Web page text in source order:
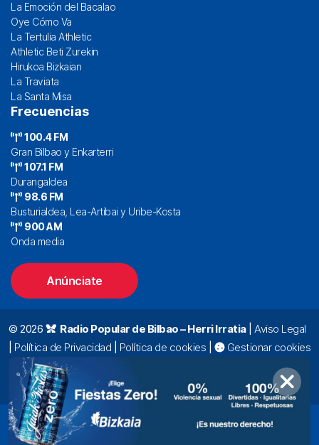
La Emoción del Bacalao
Oye Cómo Va
La Tertulia Athletic
Athletic Beti Zurekin
Hirukoa Bizkaian
La Traviata
La Santa Misa
Frecuencias
100.4 FM
Gran Bilbao y Enkarterri
107.1 FM
Durangaldea
98.6 FM
Busturialdea, Lea-Artibai y Uribe-Kosta
900 AM
Onda media
Anúnciate
© 2026 Radio Popular de Bilbao – Herri Irratia| Aviso Legal
Política de Privacidad Política de cookies
Gestionar cookies
Alda. Mazarredo, 47 – 7º 48009 Bilbao |
|
oyentes@radiopopular.com